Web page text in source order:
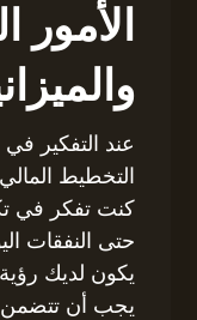
الأمور
عند التفكير في
التخطيط
كنت تفكر في
حتى النفقات
يكون لديك
يجب أن تتضمن